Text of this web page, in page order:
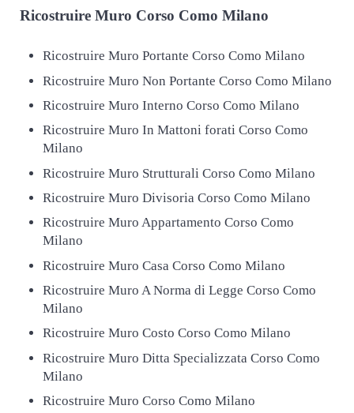
RicostruireMuro Corso Como Milano
Ricostruire Muro Portante Corso Como Milano
Ricostruire Muro Non Portante Corso Como Milano
Ricostruire Muro Interno Corso Como Milano
Ricostruire Muro In Mattoni forati Corso Como
Milano
Ricostruire Muro Strutturali Corso Como Milano
Ricostruire Muro Divisoria Corso Como Milano
Ricostruire Muro Appartamento Corso Como
Milano
Ricostruire Muro Casa Corso Como Milano
Ricostruire Muro A Norma di Legge Corso Como
Milano
Ricostruire Muro Costo Corso Como Milano
Ricostruire Muro Ditta Specializzata Corso Como
Milano
Ricostruire Muro Corso Como Milano